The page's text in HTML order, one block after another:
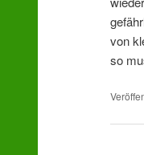
von
so